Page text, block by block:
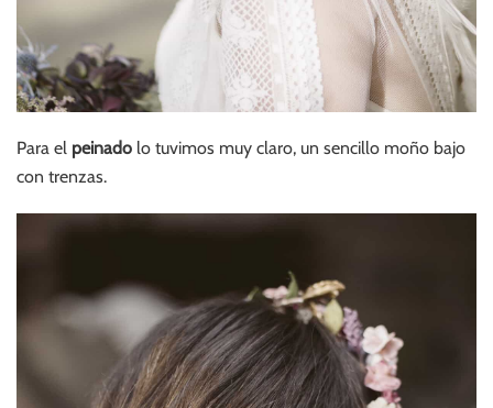
Para el peinado lo tuvimos muy claro, un sencillo moño bajo
con trenzas.